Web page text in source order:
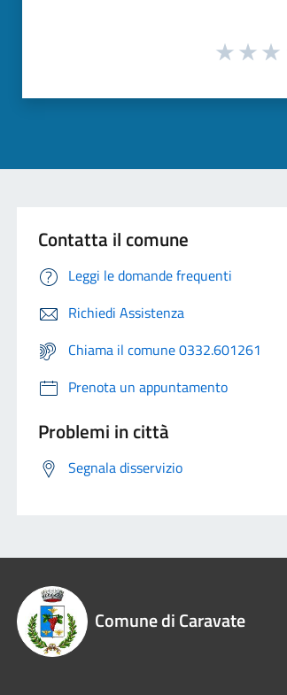
Contatta il comune
Leggi le domande frequenti
Richiedi Assistenza
Chiama il comune 0332.601261
Prenota un appuntamento
Problemi in città
Segnala disservizio
Comune di Caravate